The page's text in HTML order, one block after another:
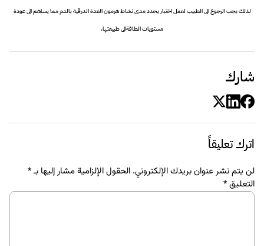
لذلك يجب الرجوع الى الطبيب لعمل اختبار يحدد مدى نشاط هرمون الغدة الدرقية بالدم مما يساهم الى عودة
مستويات الطاقةالى طبيعتها.
شارك
اترك تعليقاً
لن يتم نشر عنوان بريدك الإلكتروني. الحقول الإلزامية مشار إليها بـ*
التعليق*